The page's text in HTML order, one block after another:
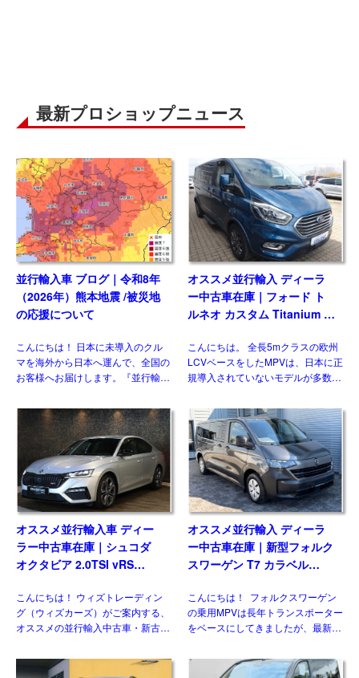
最新プロショップニュース
並行輸入車 ブログ｜令和8年
（2026年）熊本地震 /被災地
の応援について
こんにちは！ 日本に未導入のクル
マを海外から日本へ運んで、全国の
お客様へお届けします。『並行輸入
査、保険、保証などのお話はしてき
ました(過去ブログ参照)。今回は並
行輸入車 ブログ｜令和8年 […]
オススメ並行輸入 ディーラ
ー中古車在庫｜フォード ト
ルネオ カスタム Titanium X
左ハンドル
こんにちは。 全長5mクラスの欧州
LCVベースをしたMPVは、日本に正
規導入されていないモデルが多数を
トレーディング）でもお客様の問い
合わせおよび並行輸入実績の多いジ
ャンルのひとつです。& […]
オススメ並行輸入車 ディー
ラー中古車在庫｜シュコダ
オクタビア 2.0TSI vRS
こんにちは！ ウィズトレーディン
グ（ウィズカーズ）がご案内する、
オススメの並行輸入中古車・新古
入のシュコダ オクタビア
vRS(Skoda Octavia vRS）です。
オススメ並行輸入 ディーラ
ー中古車在庫｜新型フォルク
スワーゲン T7 カラベル
8AT 左ハンドル
こんにちは！ フォルクスワーゲン
の乗用MPVは長年トランスポーター
をベースにしてきましたが、最新の
た。マルチバンやカリフォルニアが
乗用車系プラットフォームを採用し